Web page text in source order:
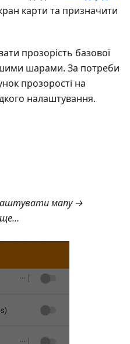
карти та призначити
прозорість базової
шарами. За потреби
прозорості на
налаштування.
мапу →